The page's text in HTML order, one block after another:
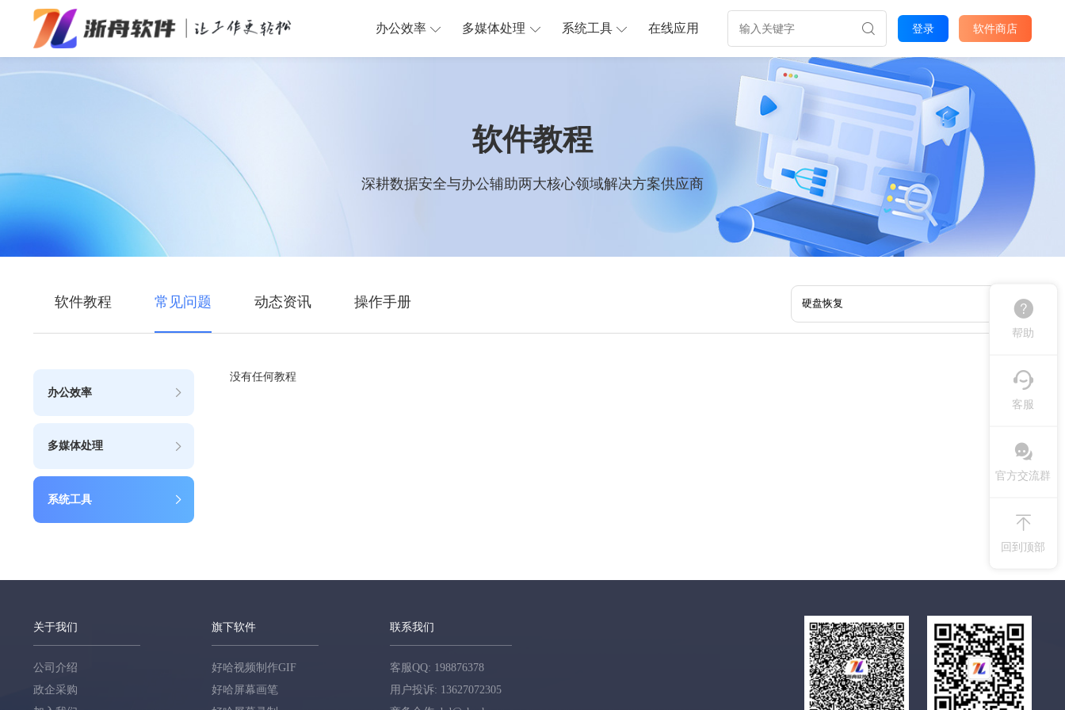
办公效率
办公效率 多媒体处理 系统工具 在线应用 登录 软件商店
软件教程
深耕数据安全与办公辅助两大核心领域解决方案供应商
软件教程 常见问题 动态资讯 操作手册
办公效率
多媒体处理
系统工具
没有任何教程
关于我们
公司介绍
政企采购
旗下软件
好哈视频制作GIF
好哈屏幕画笔
联系我们
客服QQ: 198876378
用户投诉: 13627072305
帮助
客服
官方交流群
回到顶部